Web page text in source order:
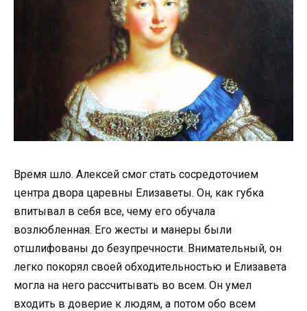
Время шло. Алексей смог стать сосредоточием
центра двора царевны Елизаветы. Он, как губка
впитывал в себя все, чему его обучала
возлюбленная. Его жесты и манеры были
отшлифованы до безупречности. Внимательный, он
легко покорял своей обходительностью и Елизавета
могла на него рассчитывать во всем. Он умел
входить в доверие к людям, а потом обо всем